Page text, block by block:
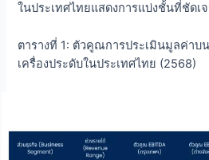
ในประเทศไทยแสดงการแบ่งชั้นที่ชัดเ
ตารางที่ 1: ตัวคูณการประเมินมูลค่าบ
เครื่องประดับในประเทศไทย (2568)